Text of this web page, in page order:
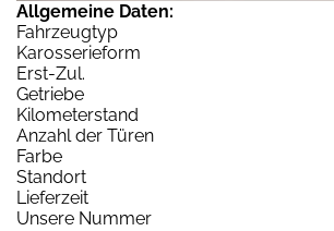
Allgemeine Daten:
Fahrzeugtyp
Karosserieform
Erst-Zul.
Getriebe
Kilometerstand
Anzahl der Türen
Farbe
Standort
Lieferzeit
Unsere Nummer